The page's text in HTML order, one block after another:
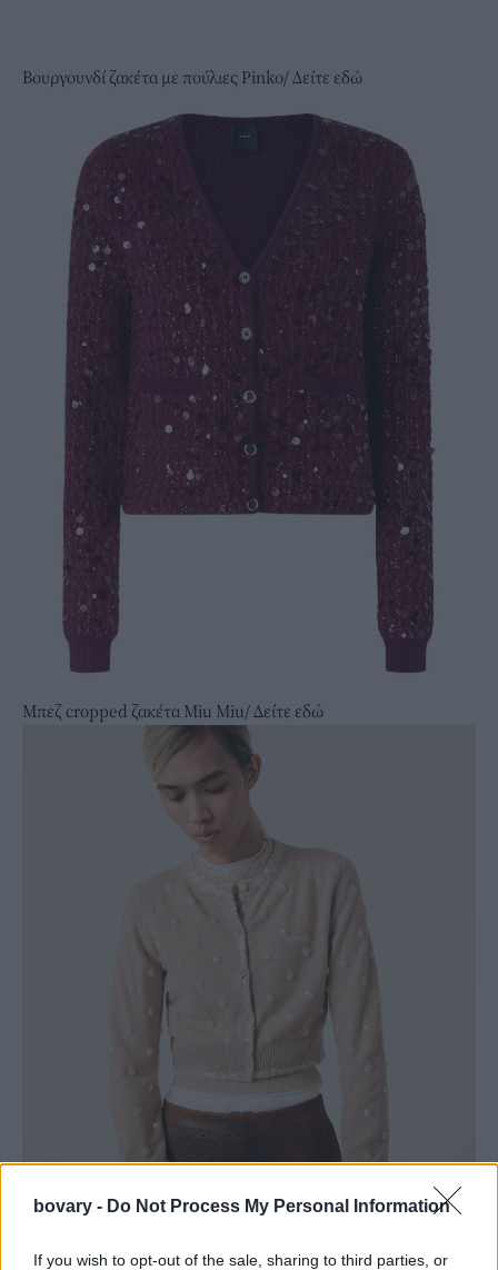
bovary - Do Not Process My Personal Information
If you wish to opt-out of the sale, sharing to third parties, or
Βουργουνδί ζακέτα με πούλιες Pinko/ Δείτε εδώ
Μπεζ cropped ζακέτα Miu Miu/ Δείτε εδώ